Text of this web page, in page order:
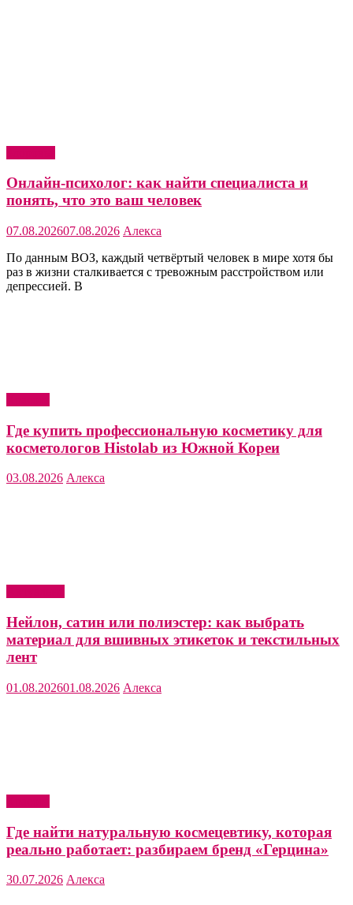
Онлайн-психолог: как найти специалиста и
понять, что это ваш человек
07.08.202607.08.2026 Алекса
По данным ВОЗ, каждый четвёртый человек в мире хотя бы
раз в жизни сталкивается с тревожным расстройством или
депрессией. В
Где купить профессиональную косметику для
косметологов Histolab из Южной Кореи
03.08.2026 Алекса
Нейлон, сатин или полиэстер: как выбрать
материал для вшивных этикеток и текстильных
лент
01.08.202601.08.2026 Алекса
Где найти натуральную космецевтику, которая
реально работает: разбираем бренд «Герцина»
30.07.2026 Алекса